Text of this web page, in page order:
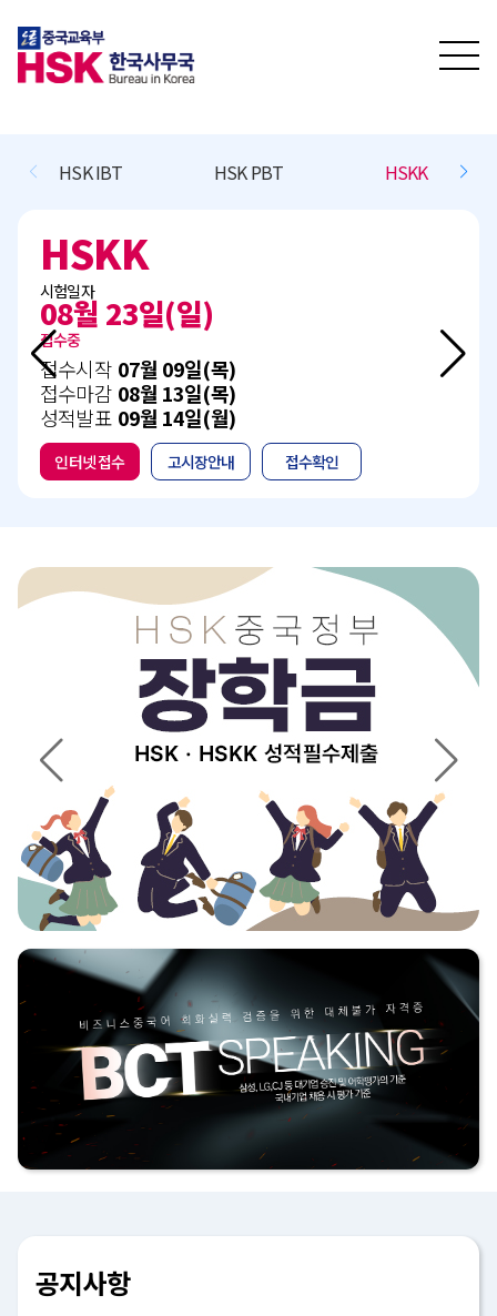
HSKK BCT L/R/(W) BCT Speaking
BCT L/R/(W)
11월 15일(일)
접수시작10월 13일(화)
접수마감11월 05일(목)
성적발표12월 15일(화)
인터넷 접수 고시장안내
공지사항